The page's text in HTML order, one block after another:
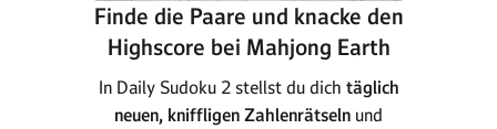
Finde die Paare und knacke den
Highscore bei Mahjong Earth
In Daily Sudoku 2 stellst du dich täglich
neuen, kniffligen Zahlenrätseln und